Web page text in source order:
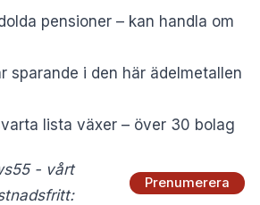
pensioner – kan handla om
sparande i den här ädelmetallen
lista växer – över 30 bolag
- vårt
Prenumerera